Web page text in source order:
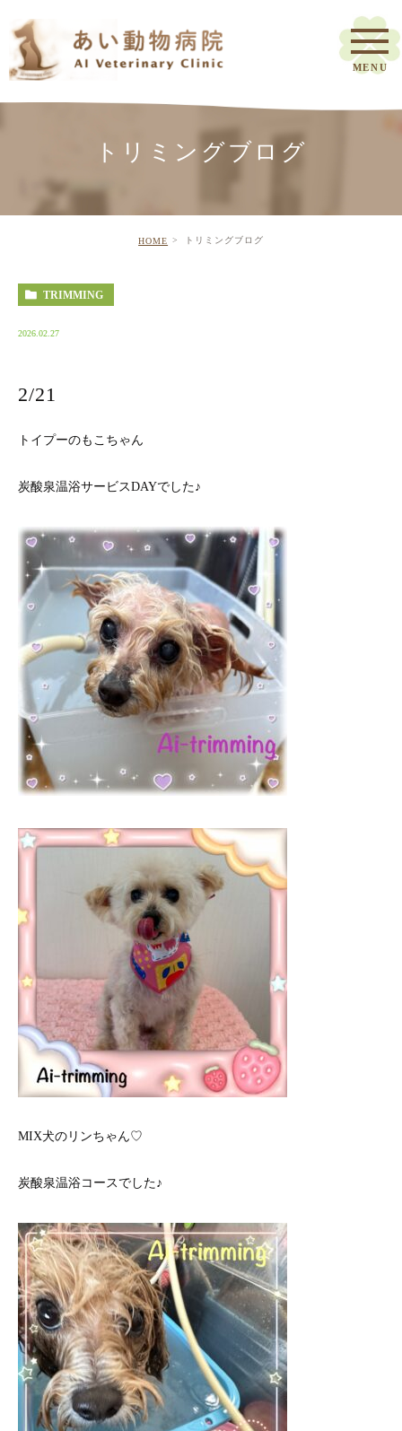
トリミングブログ
HOME トリミングブログ
TRIMMING
2026.02.27
2/21
トイプーのもこちゃん
炭酸泉温浴サービスDAYでした♪
MIX犬のリンちゃん♡
炭酸泉温浴コースでした♪